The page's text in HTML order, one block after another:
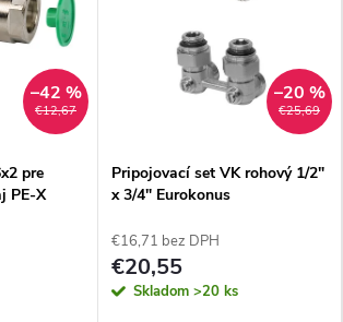
€12,67
–42 %
pre
PE-X
€25,69
–20 %
Pripojovací set VK rohový 1/2"
x 3/4" Eurokonus
€16,71 bez DPH
€20,55
Skladom >20 ks